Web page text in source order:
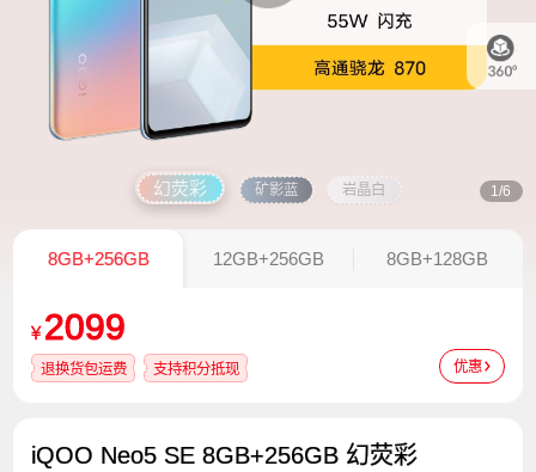
1/6
幻荧彩 矿影蓝 岩晶白
8GB+256GB 12GB+256GB 8GB+128GB
¥ 2099
退换货包运费 支持积分抵现 优惠
iQOO Neo5 SE 8GB+256GB 幻荧彩